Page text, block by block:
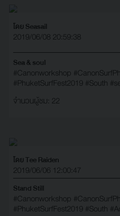
โดย Seasail
2019/06/08 20:59:38
Sea & soul
#Canonworkshop
#PhuketSurfFest2019 #South
จำนวนผู้ชม: 22
โดย Tee Raiden
2019/06/06 12:00:47
Stand Still
#Canonworkshop
#PhuketSurfFest2019 #South